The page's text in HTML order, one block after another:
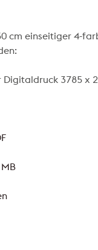
cm einseitiger 4-
3785 x